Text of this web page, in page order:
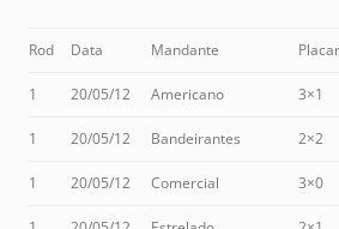
Rod Data Mandante Placar
1 20/05/12 Americano 3×1
1 20/05/12 Bandeirantes 2×2
1 20/05/12 Comercial 3×0